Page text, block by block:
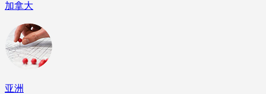
加拿大
亚洲